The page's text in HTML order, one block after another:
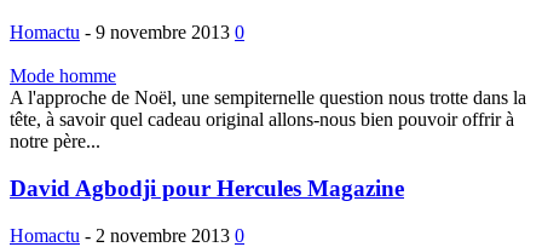
Homactu - 9 novembre 2013 0
Mode homme
A l'approche de Noël, une sempiternelle question nous trotte dans la
tête, à savoir quel cadeau original allons-nous bien pouvoir offrir à
notre père...
David Agbodji pour Hercules Magazine
Homactu - 2 novembre 2013 0